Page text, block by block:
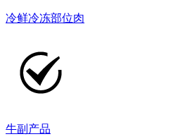
冷鲜冷冻部位肉
牛副产品